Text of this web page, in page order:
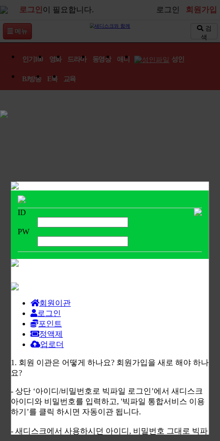
로그인 이 필요합니다. 로그인 회원가입
메뉴
검
색
인기100 영화. 드라마. 동영상. 애니 성인
BJ방송. E북. 교육.
ID
PW
회원이관
로그인
포인트
정액제
업로더
1. 회원 이관은 어떻게 하나요? 회원가입을 새로 해야 하나
요?
- 상단 ‘아이디/비밀번호로 빅파일 로그인’에서 새디스크
아이디와 비밀번호를 입력하고, '빅파일 통합서비스 이용
하기’를 클릭 하시면 자동이관 됩니다.
- 새디스크에서 사용하시던 아이디, 비밀번호 그대로 빅파